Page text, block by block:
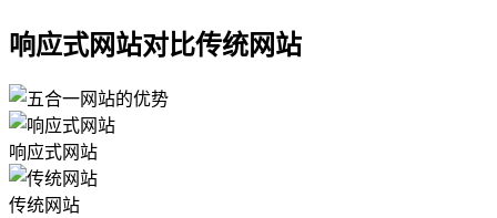
响应式网站对比传统网站
响应式网站
传统网站